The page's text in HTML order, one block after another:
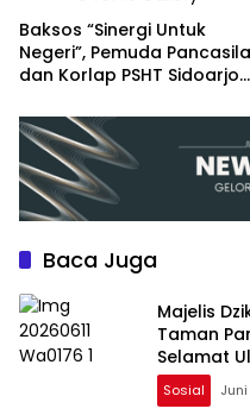
Baksos “Sinergi Untuk
Negeri”, Pemuda Pancasila
dan Korlap PSHT Sidoarjo
Baca Juga
Majelis
Taman
Selamat
Pemuda
Sosial Juni